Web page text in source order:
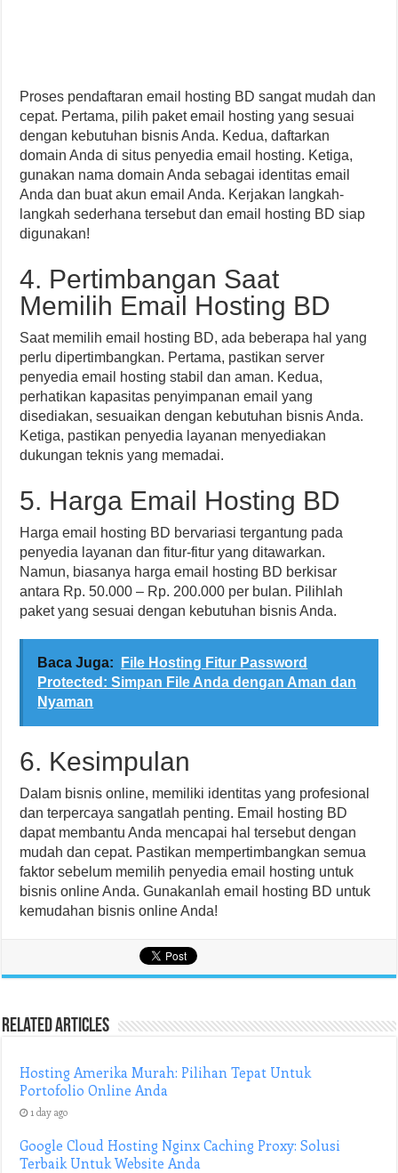
Proses pendaftaran email hosting BD sangat mudah dan
cepat. Pertama, pilih paket email hosting yang sesuai
dengan kebutuhan bisnis Anda. Kedua, daftarkan
domain Anda di situs penyedia email hosting. Ketiga,
gunakan nama domain Anda sebagai identitas email
Anda dan buat akun email Anda. Kerjakan langkah-
langkah sederhana tersebut dan email hosting BD siap
digunakan!
4. Pertimbangan Saat
Memilih Email Hosting BD
Saat memilih email hosting BD, ada beberapa hal yang
perlu dipertimbangkan. Pertama, pastikan server
penyedia email hosting stabil dan aman. Kedua,
perhatikan kapasitas penyimpanan email yang
disediakan, sesuaikan dengan kebutuhan bisnis Anda.
Ketiga, pastikan penyedia layanan menyediakan
dukungan teknis yang memadai.
5. Harga Email Hosting BD
Harga email hosting BD bervariasi tergantung pada
penyedia layanan dan fitur-fitur yang ditawarkan.
Namun, biasanya harga email hosting BD berkisar
antara Rp. 50.000 – Rp. 200.000 per bulan. Pilihlah
paket yang sesuai dengan kebutuhan bisnis Anda.
Baca Juga:
File Hosting Fitur Password
Protected: Simpan File Anda dengan Aman dan
Nyaman
6. Kesimpulan
Dalam bisnis online, memiliki identitas yang profesional
dan terpercaya sangatlah penting. Email hosting BD
dapat membantu Anda mencapai hal tersebut dengan
mudah dan cepat. Pastikan mempertimbangkan semua
faktor sebelum memilih penyedia email hosting untuk
bisnis online Anda. Gunakanlah email hosting BD untuk
kemudahan bisnis online Anda!
Related Articles
Hosting Amerika Murah: Pilihan Tepat Untuk
Portofolio Online Anda
1 day ago
Google Cloud Hosting Nginx Caching Proxy: Solusi
Terbaik Untuk Website Anda